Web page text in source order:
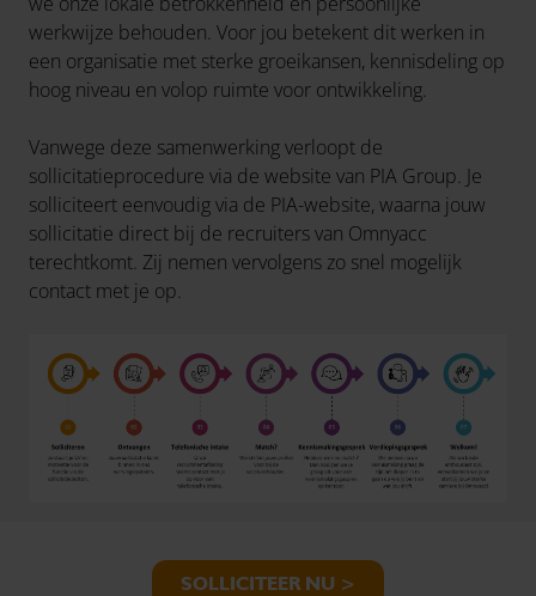
werkwijze behouden. Voor jou betekent dit werken in
een organisatie met sterke groeikansen, kennisdeling op
hoog niveau en volop ruimte voor ontwikkeling.
Vanwege deze samenwerking verloopt de
sollicitatieprocedure via de website van PIA Group. Je
solliciteert eenvoudig via de PIA-website, waarna jouw
sollicitatie direct bij de recruiters van Omnyacc
terechtkomt. Zij nemen vervolgens zo snel mogelijk
contact met je op.
SOLLICITEER NU >